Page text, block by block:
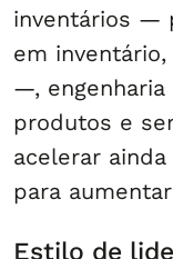
inventários —
em
—,
produtos e
acelerar
para
Estilo de